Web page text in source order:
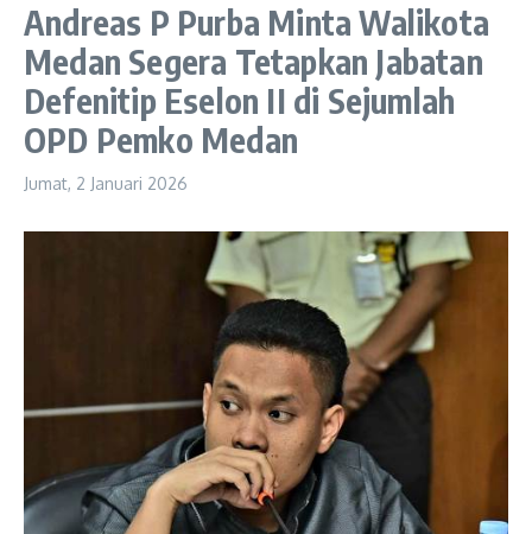
Andreas P Purba Minta Walikota
Medan Segera Tetapkan Jabatan
Defenitip Eselon II di Sejumlah
OPD Pemko Medan
Jumat, 2 Januari 2026